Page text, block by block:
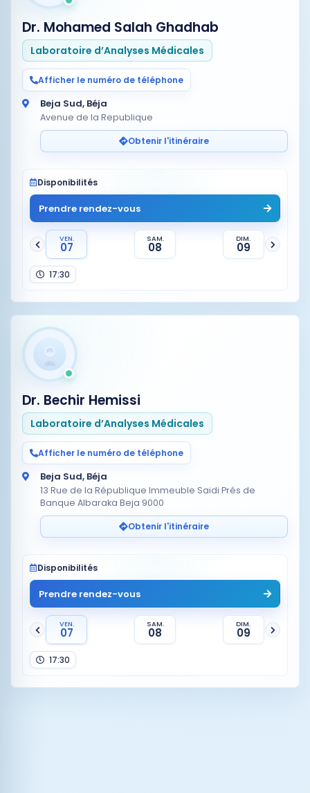
Dr. Mohamed Salah Ghadhab
Laboratoire d’Analyses Médicales
Afficher le numéro de téléphone
Beja Sud, Béja
Avenue de la Republique
Obtenir l'itinéraire
Disponibilités
Prendre rendez-vous
VEN.
07
SAM.
08
DIM.
09
17:30
Dr. Bechir Hemissi
Laboratoire d’Analyses Médicales
Afficher le numéro de téléphone
Beja Sud, Béja
13 Rue de la République Immeuble Saidi Prés de
Banque Albaraka Beja 9000
Obtenir l'itinéraire
Disponibilités
Prendre rendez-vous
VEN.
07
SAM.
08
DIM.
09
17:30